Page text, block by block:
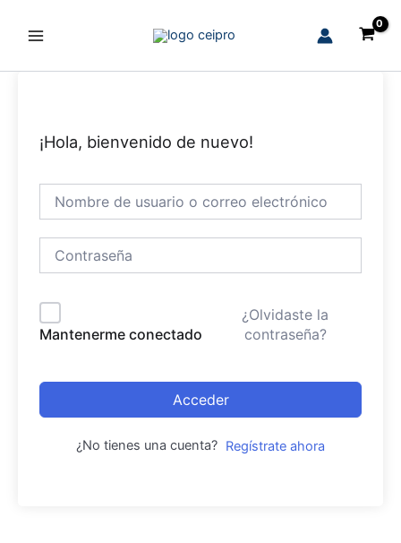
¡Hola, bienvenido de nuevo!
Mantenerme conectado
¿Olvidaste la
contraseña?
Acceder
¿No tienes una cuenta? Regístrate ahora